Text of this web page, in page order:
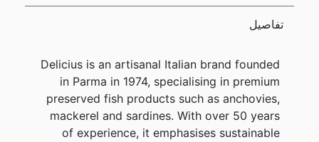
تفاصيل
Delicius is an artisanal Italian brand founded
in Parma in 1974, specialising in premium
preserved fish products such as anchovies,
mackerel and sardines. With over 50 years
of experience, it emphasises sustainable